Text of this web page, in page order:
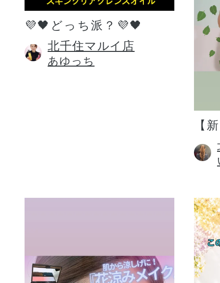
💜🖤どっち派？💜🖤
北千住マルイ店
あゆっち
【